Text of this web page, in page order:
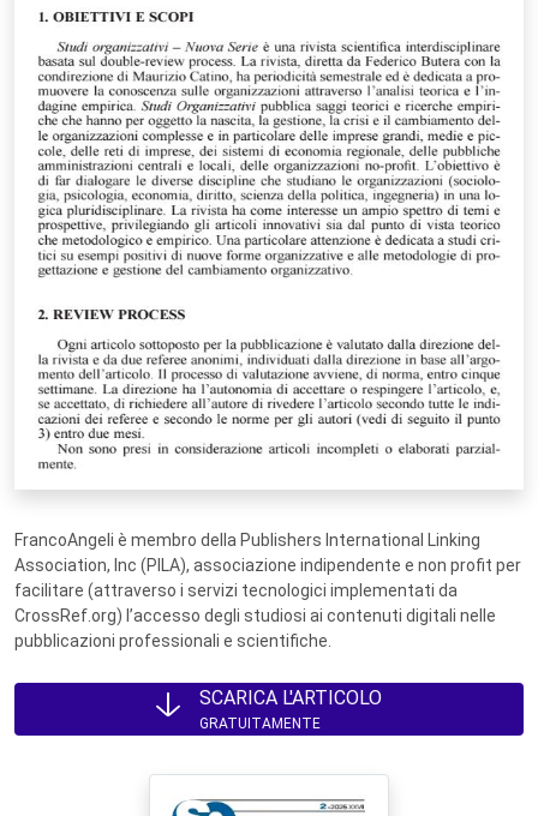
FrancoAngeli è membro della Publishers International Linking
Association, Inc (PILA), associazione indipendente e non profit per
facilitare (attraverso i servizi tecnologici implementati da
CrossRef.org) l’accesso degli studiosi ai contenuti digitali nelle
pubblicazioni professionali e scientifiche.
SCARICA L'ARTICOLO
GRATUITAMENTE